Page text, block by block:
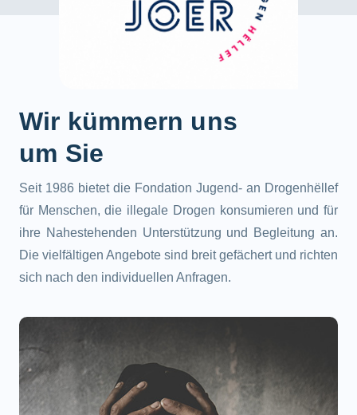
Wir kümmern uns
um Sie
Seit 1986 bietet die Fondation Jugend- an Drogenhëllef
für Menschen, die illegale Drogen konsumieren und für
ihre Nahestehenden Unterstützung und Begleitung an.
Die vielfältigen Angebote sind breit gefächert und richten
sich nach den individuellen Anfragen.